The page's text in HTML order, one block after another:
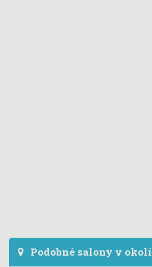
Podobné salony v okolí